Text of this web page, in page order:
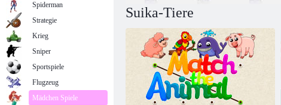
Suika-Tiere
Spiderman
Strategie
Krieg
Sniper
Sportspiele
Flugzeug
Mädchen Spiele